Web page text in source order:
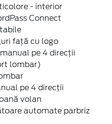
- interior
Connect
față cu logo
pe 4 direcții
lombar)
pe 4 direcții
volan
automate parbriz